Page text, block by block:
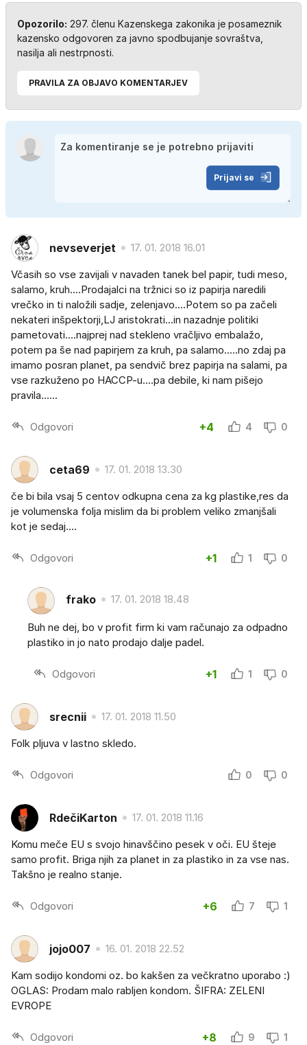
Opozorilo: 297. členu Kazenskega zakonika je posameznik
kazensko odgovoren za javno spodbujanje sovraštva,
nasilja ali nestrpnosti.
PRAVILA ZA OBJAVO KOMENTARJEV
Prijavi se
nevseverjet 17. 01. 2018 16.01
Včasih so vse zavijali v navaden tanek bel papir, tudi meso,
salamo, kruh....Prodajalci na tržnici so iz papirja naredili
vrečko in ti naložili sadje, zelenjavo....Potem so pa začeli
nekateri inšpektorji,LJ aristokrati...in nazadnje politiki
pametovati....najprej nad stekleno vračljivo embalažo,
potem pa še nad papirjem za kruh, pa salamo.....no zdaj pa
imamo posran planet, pa sendvič brez papirja na salami, pa
vse razkuženo po HACCP-u....pa debile, ki nam pišejo
pravila......
Odgovori +4 4 0
ceta69 17. 01. 2018 13.30
če bi bila vsaj 5 centov odkupna cena za kg plastike,res da
je volumenska folja mislim da bi problem veliko zmanjšali
kot je sedaj....
Odgovori +1 1 0
frako 17. 01. 2018 18.48
Buh ne dej, bo v profit firm ki vam računajo za odpadno
plastiko in jo nato prodajo dalje padel.
Odgovori +1 1 0
srecnii 17. 01. 2018 11.50
Folk pljuva v lastno skledo.
Odgovori 0 0
RdečiKarton 17. 01. 2018 11.16
Komu meče EU s svojo hinavščino pesek v oči. EU šteje
samo profit. Briga njih za planet in za plastiko in za vse nas.
Takšno je realno stanje.
Odgovori +6 7 1
jojo007 16. 01. 2018 22.52
Kam sodijo kondomi oz. bo kakšen za večkratno uporabo :)
OGLAS: Prodam malo rabljen kondom. ŠIFRA: ZELENI
EVROPE
Odgovori +8 9 1